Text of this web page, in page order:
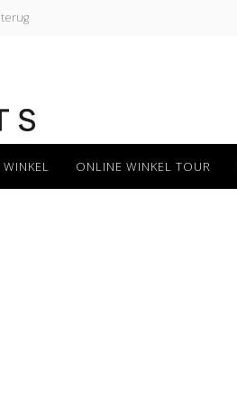
WINKEL ONLINE WINKEL TOUR